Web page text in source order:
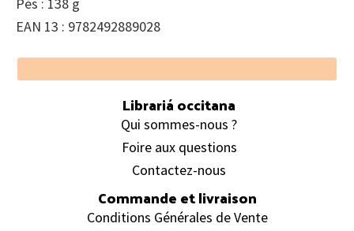
Pés : 138 g
EAN 13 : 9782492889028
Footer
Librariá occitana
Qui sommes-nous ?
Foire aux questions
Contactez-nous
Commande et livraison
Conditions Générales de Vente